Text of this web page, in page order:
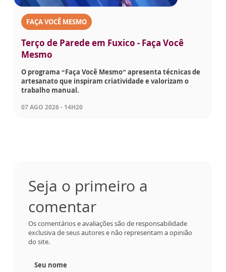
FAÇA VOCÊ MESMO
Terço de Parede em Fuxico - Faça Você
Mesmo
O programa “Faça Você Mesmo” apresenta técnicas de
artesanato que inspiram criatividade e valorizam o
trabalho manual.
07 AGO 2026 - 14H20
Seja o primeiro a
comentar
Os comentários e avaliações são de responsabilidade
exclusiva de seus autores e não representam a opinião
do site.
Seu nome